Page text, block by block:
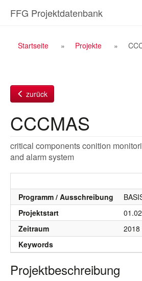
InhaltFFG Projektdatenbank
Breadcrumb
Startseite Projekte
zurück
CCCMAS
critical components conition
and alarm system
Programm / Ausschreibung
Projektstart
Zeitraum
2018
Keywords
Projektbeschreibung